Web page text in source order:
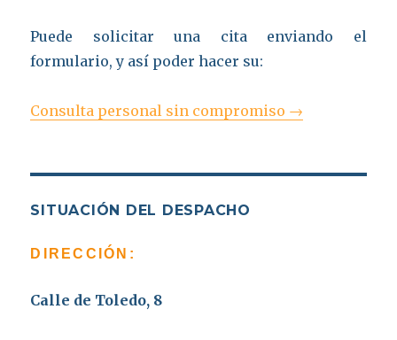
Puede solicitar una cita enviando el
formulario, y así poder hacer su:
Consulta personal sin compromiso →
SITUACIÓN DEL DESPACHO
DIRECCIÓN:
Calle de Toledo, 8